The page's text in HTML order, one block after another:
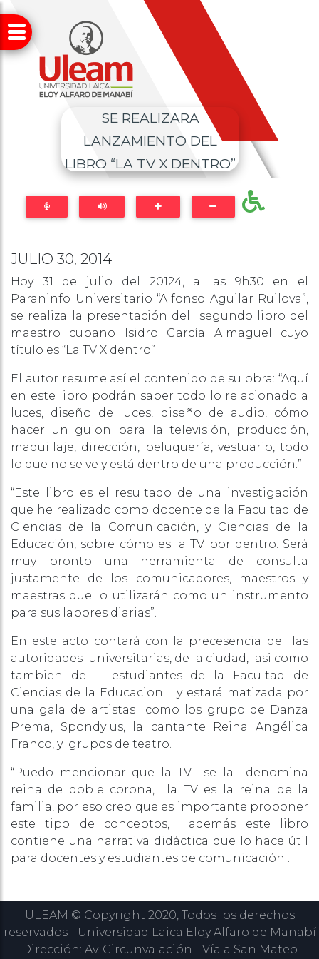
SE REALIZARA
LANZAMIENTO DEL
LIBRO “LA TV X DENTRO”
JULIO 30, 2014
Hoy 31 de julio del 20124, a las 9h30 en el
Paraninfo Universitario “Alfonso Aguilar Ruilova”,
se realiza la presentación del segundo libro del
maestro cubano Isidro García Almaguel cuyo
título es “La TV X dentro”
El autor resume así el contenido de su obra: “Aquí
en este libro podrán saber todo lo relacionado a
luces, diseño de luces, diseño de audio, cómo
hacer un guion para la televisión, producción,
maquillaje, dirección, peluquería, vestuario, todo
lo que no se ve y está dentro de una producción.”
“Este libro es el resultado de una investigación
que he realizado como docente de la Facultad de
Ciencias de la Comunicación, y Ciencias de la
Educación, sobre cómo es la TV por dentro. Será
muy pronto una herramienta de consulta
justamente de los comunicadores, maestros y
maestras que lo utilizarán como un instrumento
para sus labores diarias”.
En este acto contará con la precesencia de las
autoridades universitarias, de la ciudad, asi como
tambien de estudiantes de la Facultad de
Ciencias de la Educacion y estará matizada por
una gala de artistas como los grupo de Danza
Prema, Spondylus, la cantante Reina Angélica
Franco, y grupos de teatro.
“Puedo mencionar que la TV se la denomina
reina de doble corona, la TV es la reina de la
familia, por eso creo que es importante proponer
este tipo de conceptos, además este libro
contiene una narrativa didáctica que lo hace útil
para docentes y estudiantes de comunicación .
ULEAM © Copyright 2020, Todos los derechos
reservados - Universidad Laica Eloy Alfaro de Manabí
Dirección: Av. Circunvalación - Vía a San Mateo